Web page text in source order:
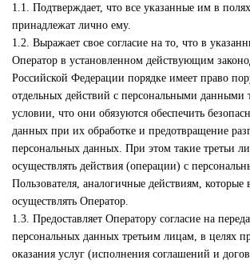
1.1. Подтверждает, что все указанные им в
принадлежат лично ему.
1.2. Выражает свое согласие на то, что в
Оператор в установленном действующим
Российской Федерации порядке имеет право
отдельных действий с персональными данными
условии, что они обязуются обеспечить
данных при их обработке и предотвращение
персональных данных. При этом такие третьи
осуществлять действия (операции) с
Пользователя, аналогичные действиям, которые
осуществлять Оператор.
1.3. Предоставляет Оператору согласие на
персональных данных третьим лицам, в целях
оказания услуг (исполнения соглашений и